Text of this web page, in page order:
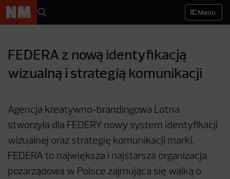
Menu
FEDERA z nową identyfikacją
wizualną i strategią komunikacji
Agencja kreatywno-brandingowa Lotna
stworzyła dla FEDERY nowy system identyfikacji
wizualnej oraz strategię komunikacji marki.
FEDERA to największa i najstarsza organizacja
pozarządowa w Polsce zajmująca się walką o